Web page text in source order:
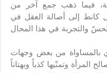
فيما ذهب جمع آخر من
كانط إلى أصالة العقل في
والتجربة في هذا المجال
بالمساواة من بعض وجهات
المرأة وتمنّيها كذباً وبهتاناً